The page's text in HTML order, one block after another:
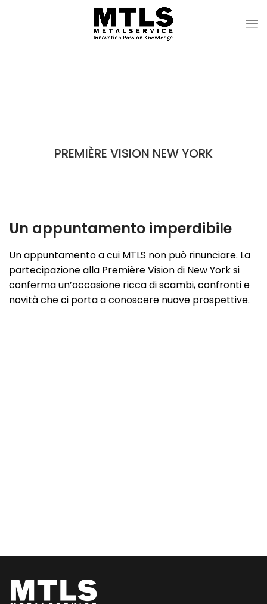
PREMIÈRE VISION NEW YORK
Un appuntamento imperdibile
Un appuntamento a cui MTLS non può rinunciare. La
partecipazione alla Première Vision di New York si
conferma un’occasione ricca di scambi, confronti e
novità che ci porta a conoscere nuove prospettive.